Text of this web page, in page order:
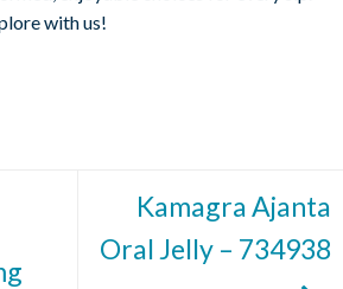
with us!
Kamagra Ajanta
Oral Jelly – 734938